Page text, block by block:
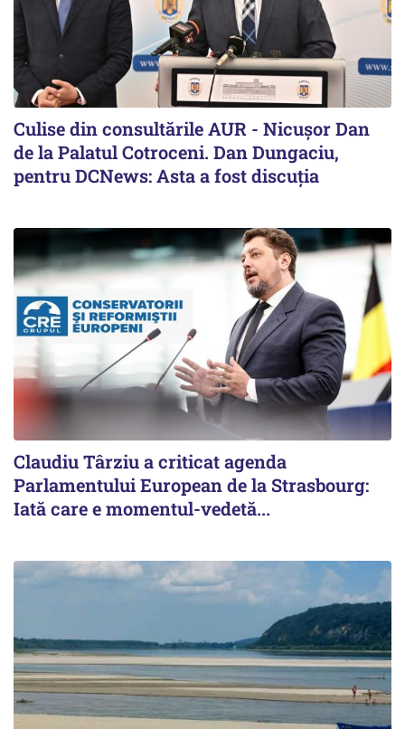
Culise din consultările AUR - Nicușor Dan
de la Palatul Cotroceni. Dan Dungaciu,
pentru DCNews: Asta a fost discuția
Claudiu Târziu a criticat agenda
Parlamentului European de la Strasbourg:
Iată care e momentul-vedetă...